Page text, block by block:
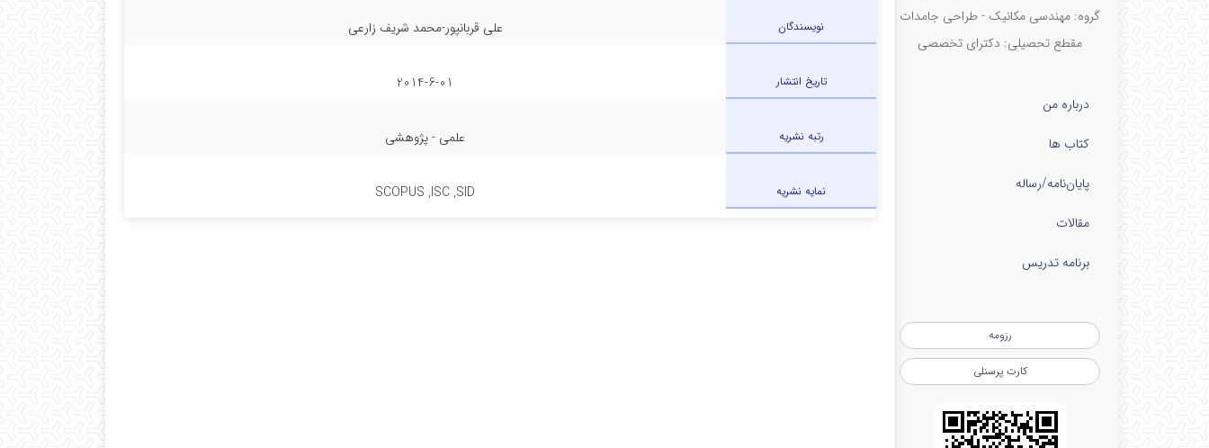
گروه: مهندسی مکانیک - طراحی جامدات
مقطع تحصیلی: دکترای تخصصی
درباره من
کتاب ها
پایان‌نامه‌/رساله
مقالات
برنامه تدریس
رزومه
کارت پرسنلی
نویسندگان علی قربانپور-محمد شریف زارعى
تاریخ انتشار 2014-6-01
رتبه نشریه علمی - پژوهشی
نمایه نشریه SCOPUS ,ISC ,SID